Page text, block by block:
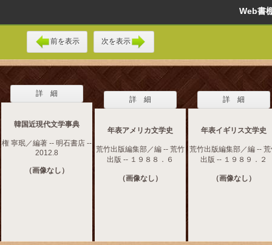
Web
前を表示 次を表示
詳 細
韓国近現代文学事典
権 寧珉／編著 -- 明石書店 --
2012.8
（画像なし）
詳 細
年表アメリカ文学史
荒竹出版編集部／編 -- 荒竹
出版 -- １９８８．６
（画像なし）
詳 細
年表イギリス文学史
荒竹出版編集部／編 --
出版 -- １９８９．２
（画像なし）